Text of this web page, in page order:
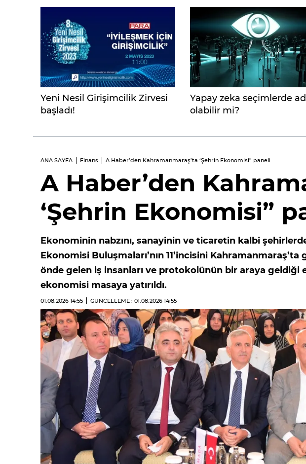
Yeni Nesil Girişimcilik Zirvesi
başladı!
Yapay zeka seçimlerde
olabilir mi?
ANA SAYFA Finans A Haber’den Kahramanmaraş’ta ‘Şehrin Ekonomisi” paneli
A Haber’den
‘Şehrin Ekonomisi”
Ekonominin nabzını, sanayinin ve ticaretin kalbi
Ekonomisi Buluşmaları’nın 11’incisini
önde gelen iş insanları ve protokolünün bir araya
ekonomisi masaya yatırıldı.
01.08.2026 14:55 GÜNCELLEME : 01.08.2026 14:55